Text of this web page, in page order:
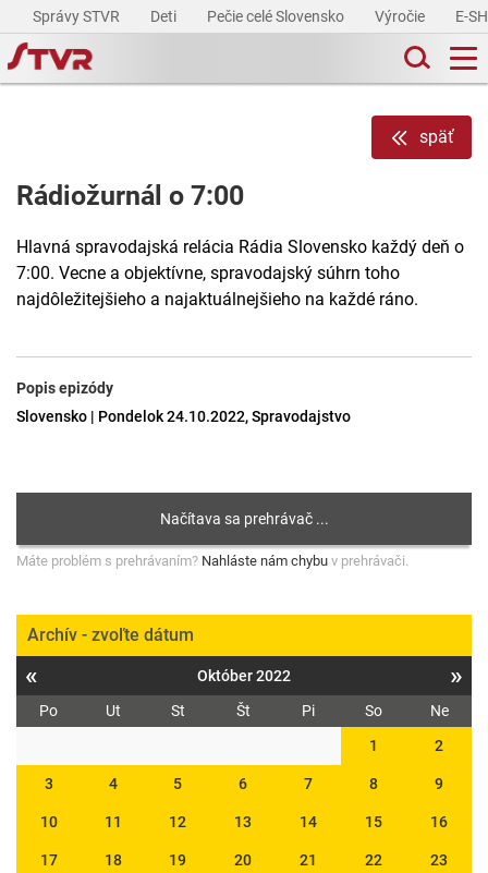
Správy STVR Deti Pečie celé Slovensko Výročie E-
späť
Rádiožurnál o 7:00
Hlavná spravodajská relácia Rádia Slovensko každý deň o
7:00. Vecne a objektívne, spravodajský súhrn toho
najdôležitejšieho a najaktuálnejšieho na každé ráno.
Popis epizódy
Slovensko | Pondelok 24.10.2022, Spravodajstvo
Máte problém s prehrávaním? Nahláste nám chybu v prehrávači.
Archív - zvoľte dátum
« Október 2022 »
Po Ut St Št Pi So
Ne
1
2
3 4 5 6 7 8 9
10 11 12 13 14 15 16
17 18 19 20 21 22 23